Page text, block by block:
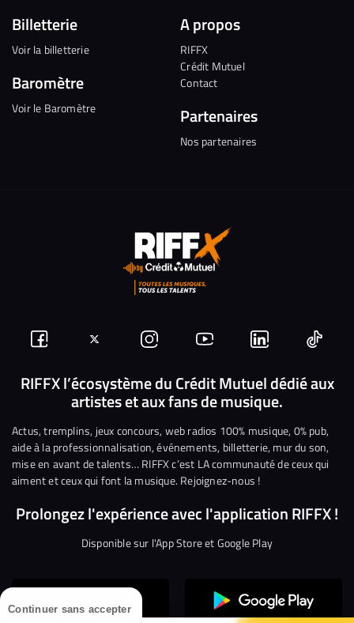
Continuer sans accepter
Billetterie
Voir la billetterie
Baromètre
Voir le Baromètre
A propos
RIFFX
Crédit Mutuel
Contact
Partenaires
Nos partenaires
Suivez-
nous
Facebook
Suivez-
nous
sur
Twitter
Nous
rejoindre
sur
Instagram
Nous
rejoindre
sur
YouTube
Nous
rejoindre
sur
Linkedin
Nous
RIFFX l’écosystème du Crédit Mutuel dédié aux
artistes et aux fans de musique.
Actus, tremplins, jeux concours, web radios 100% musique, 0% pub,
aide à la professionnalisation, événements, billetterie, mur du son,
mise en avant de talents… RIFFX c’est LA communauté de ceux qui
aiment et ceux qui font la musique. Rejoignez-nous !
Prolongez l'expérience avec l'application RIFFX !
Disponible sur l'App Store et Google Play